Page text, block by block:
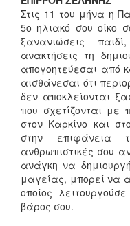
Στις 11 του μήνα η
5ο ηλιακό σου οίκο
ξανανιώσεις
ανακτήσεις τη
απογοητεύεσαι από
αισθάνεσαι ότι
δεν αποκλείονται
που σχετίζονται με
στον Καρκίνο και
στην επιφάνεια
ανθρωπιστικές σου
ανάγκη να
μαγείας, μπορεί να
οποίος
βάρος σου.